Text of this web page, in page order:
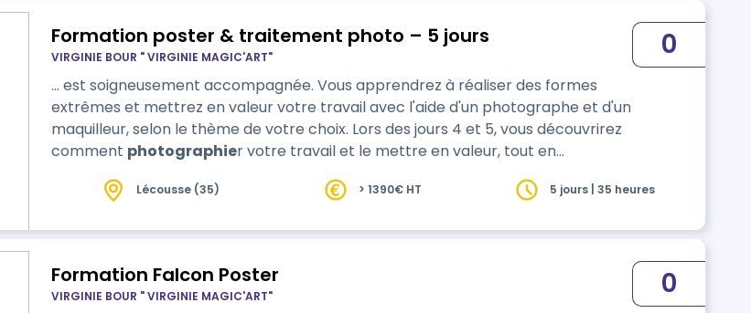
Formation poster & traitement photo – 5 jours
VIRGINIE BOUR " VIRGINIE MAGIC'ART"
… est soigneusement accompagnée. Vous apprendrez à réaliser des formes
extrêmes et mettrez en valeur votre travail avec l'aide d'un photographe et d'un
maquilleur, selon le thème de votre choix. Lors des jours 4 et 5, vous découvrirez
comment photographier votre travail et le mettre en valeur, tout en
optimaux. Le matériel nécessaire est inclus, à l'exception des pinceaux et
0
Lécousse (35) > 1390€ HT 5 jours | 35 heures
Formation Falcon Poster
VIRGINIE BOUR " VIRGINIE MAGIC'ART" 0